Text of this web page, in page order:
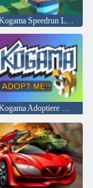
Kogama Speedrun Legende
Kogama Adoptiere mich